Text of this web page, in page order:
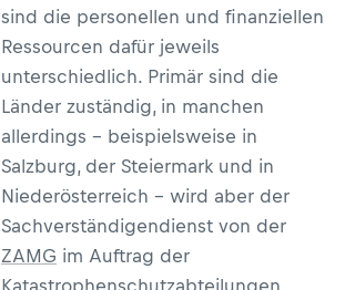
sind die personellen und finanziellen
Ressourcen dafür jeweils
unterschiedlich. Primär sind die
Länder zuständig, in manchen
allerdings – beispielsweise in
Salzburg, der Steiermark und in
Niederösterreich – wird aber der
Sachverständigendienst von der
ZAMG im Auftrag der
Katastrophenschutzabteilungen